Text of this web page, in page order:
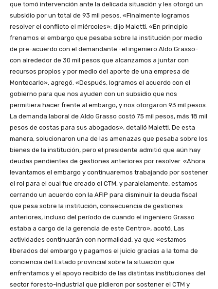
que tomó intervención ante la delicada situación y les otorgó un
subsidio por un total de 93 mil pesos. «Finalmente logramos
resolver el conflicto el miércoles»; dijo Maletti. «En principio
frenamos el embargo que pesaba sobre la institución por medio
de pre-acuerdo con el demandante -el ingeniero Aldo Grasso-
con alrededor de 30 mil pesos que alcanzamos a juntar con
recursos propios y por medio del aporte de una empresa de
Montecarlo», agregó. «Después, logramos el acuerdo con el
gobierno para que nos ayuden con un subsidio que nos
permitiera hacer frente al embargo, y nos otorgaron 93 mil pesos.
La demanda laboral de Aldo Grasso costó 75 mil pesos, más 18 mil
pesos de costas para sus abogados», detalló Maletti. De esta
manera, solucionaron una de las amenazas que pesaba sobre los
bienes de la institución, pero el presidente admitió que aún hay
deudas pendientes de gestiones anteriores por resolver. «Ahora
levantamos el embargo y continuaremos trabajando por sostener
el rol para el cual fue creado el CTM, y paralelamente, estamos
cerrando un acuerdo con la AFIP para disminuir la deuda fiscal
que pesa sobre la institución, consecuencia de gestiones
anteriores, incluso del período de cuando el ingeniero Grasso
estaba a cargo de la gerencia de este Centro», acotó. Las
actividades continuarán con normalidad, ya que «estamos
liberados del embargo y pagamos el juicio gracias a la toma de
conciencia del Estado provincial sobre la situación que
enfrentamos y el apoyo recibido de las distintas instituciones del
sector foresto-industrial que pidieron por sostener el CTM y